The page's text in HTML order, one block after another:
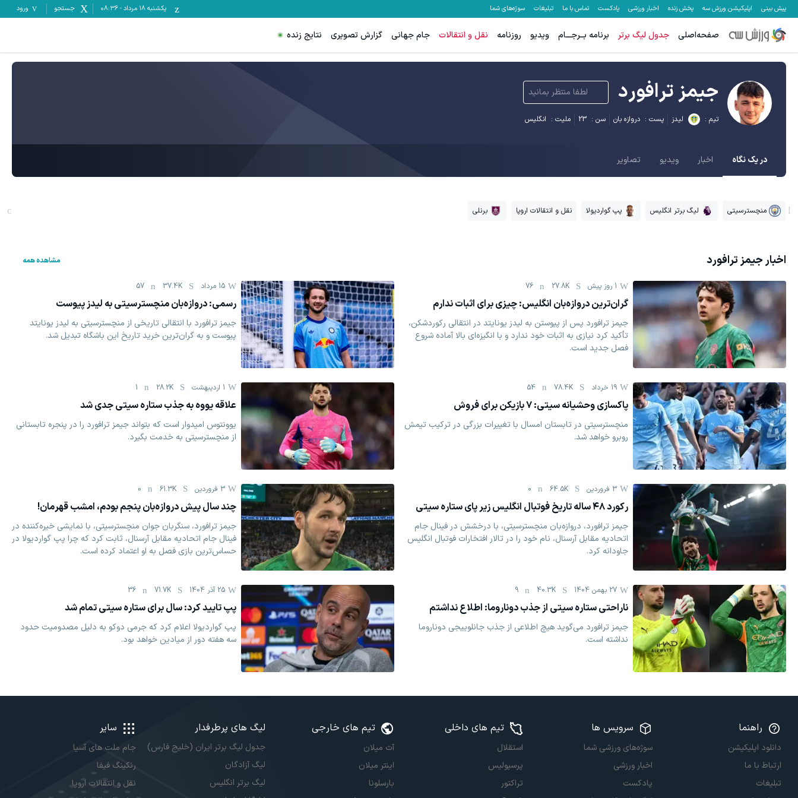
پیش بینی اپلیکیشن ورزش سه پخش زنده اخبار ورزشی پادکست تماس با ما تبلیغات سوژه‌های شما یکشنبه ۱۸ مرداد -
08:36 جستجو ورود
صفحه‌اصلی جدول لیگ برتر برنامه بــرجـــام ویدیو روزنامه نقل و انتقالات جام جهانی گزارش تصویری نتایج زنده
جیمز ترافورد لطفا منتظر بمانید
تیم : لیدز پست : دروازه بان سن : 23 ملیت : انگلیس
در یک نگاه اخبار ویدیو تصاویر
منچسترسیتی لیگ برتر انگلیس پپ گواردیولا نقل و انتقالات اروپا برنلی
اخبارجیمز ترافورد مشاهده همه
1 روز پیش 27.8K
76
گران‌ترین دروازه‌بان انگلیس: چیزی برای اثبات ندارم
جیمز ترافورد پس از پیوستن به لیدز یونایتد در انتقالی رکوردشکن،
تأکید کرد نیازی به اثبات خود ندارد و با انگیزه‌ای بالا آماده شروع
فصل جدید است.
15 مرداد 37.4K
57
رسمی: دروازه‌بان منچسترسیتی به لیدز پیوست
جیمز ترافورد با انتقالی تاریخی از منچسترسیتی به لیدز یونایتد
پیوست و به گران‌ترین خرید تاریخ این باشگاه تبدیل شد.
19 خرداد 78.4K
54
پاکسازی وحشیانه سیتی: ۷ بازیکن برای فروش
منچسترسیتی در تابستان امسال با تغییرات بزرگی در ترکیب تیمش
روبرو خواهد شد.
1 اردیبهشت 28.2K
1
علاقه یووه به جذب ستاره سیتی جدی شد
یوونتوس امیدوار است که بتواند جیمز ترافورد را در پنجره تابستانی
از منچسترسیتی به خدمت بگیرد.
3 فروردين 64.5K
0
رکورد ۴۸ ساله تاریخ فوتبال انگلیس زیر پای ستاره سیتی
جیمز ترافورد، دروازه‌بان منچسترسیتی، با درخشش در فینال جام
اتحادیه مقابل آرسنال، نام خود را در تالار افتخارات فوتبال انگلیس
جاودانه کرد.
3 فروردين 61.3K
0
چند سال پیش دروازه‌بان پنجم بودم، امشب قهرمان!
جیمز ترافورد، سنگربان جوان منچسترسیتی، با نمایشی خیره‌کننده در
فینال جام اتحادیه مقابل آرسنال، ثابت کرد که چرا پپ گواردیولا در
حساس‌ترین بازی فصل به او اعتماد کرده است.
27 بهمن 1404 40.3K
9
ناراحتی ستاره سیتی از جذب دوناروما: اطلاع نداشتم
جیمز ترافورد می‌گوید هیچ اطلاعی از جذب جانلوییجی دوناروما
نداشته است.
25 آذر 1404 71.7K
36
پپ تایید کرد: سال برای ستاره سیتی تمام شد
پپ گواردیولا اعلام کرد که جرمی دوکو به دلیل مصدومیت حدود
سه هفته دور از میادین خواهد بود.
راهنما
دانلود اپلیکیشن
ارتباط با ما
تبلیغات
سرویس ها
سوژه‌های ورزشی شما
اخبار ورزشی
پادکست
تیم های داخلی
استقلال
پرسپولیس
تراکتور
تیم های خارجی
آث میلان
اینتر میلان
بارسلونا
لیگ های پرطرفدار
جدول لیگ برتر ایران (خلیج فارس)
لیگ آزادگان
لیگ برتر انگلیس
سایر
جام ملت های آسیا
رنکینگ فیفا
نقل و انتقالات اروپا